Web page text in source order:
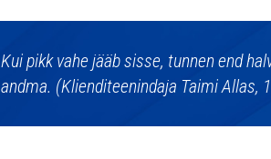
Kui pikk vahe jääb sisse, tunnen end
andma. (Klienditeenindaja Taimi Allas,